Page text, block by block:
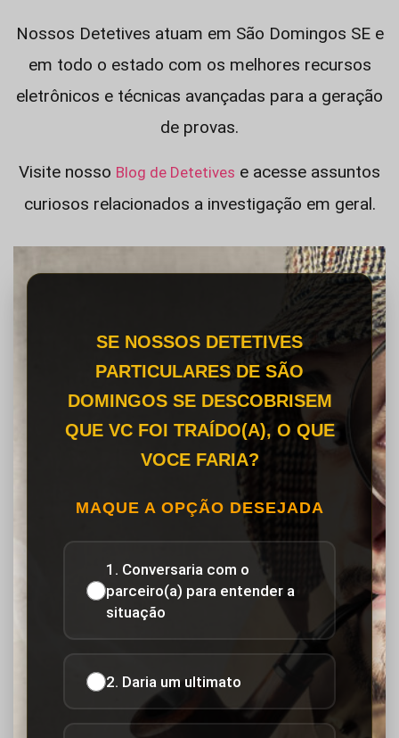
Nossos Detetives atuam em São Domingos SE e
em todo o estado com os melhores recursos
eletrônicos e técnicas avançadas para a geração
de provas.
Visite nosso Blog de Detetives e acesse assuntos
curiosos relacionados a investigação em geral.
SE NOSSOS DETETIVES
PARTICULARES DE SÃO
DOMINGOS SE DESCOBRISEM
QUE VC FOI TRAÍDO(A), O QUE
VOCE FARIA?
MAQUE A OPÇÃO DESEJADA
1. Conversaria com o
parceiro(a) para entender a
situação
2. Daria um ultimato